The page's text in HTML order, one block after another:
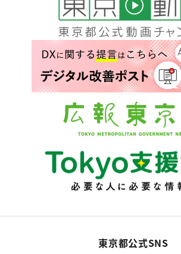
東京都公式SNS